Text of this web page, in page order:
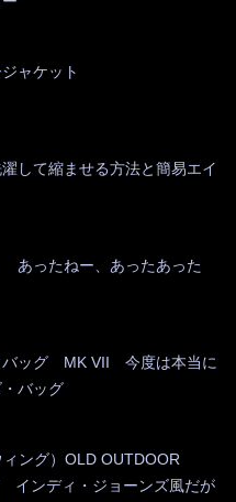
ャケット
して縮ませる方法と簡易エイ
あったねー、あったあった
バッグ MK VII 今度は本当に
バッグ
ング）OLD OUTDOOR
インディ・ジョーンズ風だが